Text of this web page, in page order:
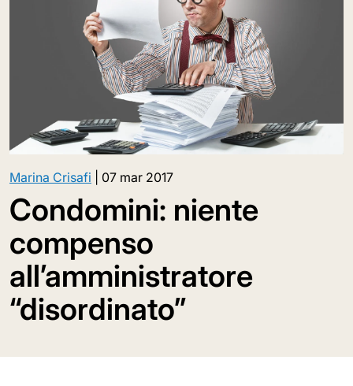
Marina Crisafi 07 mar 2017
Condomini: niente
compenso
all’amministratore
“disordinato”